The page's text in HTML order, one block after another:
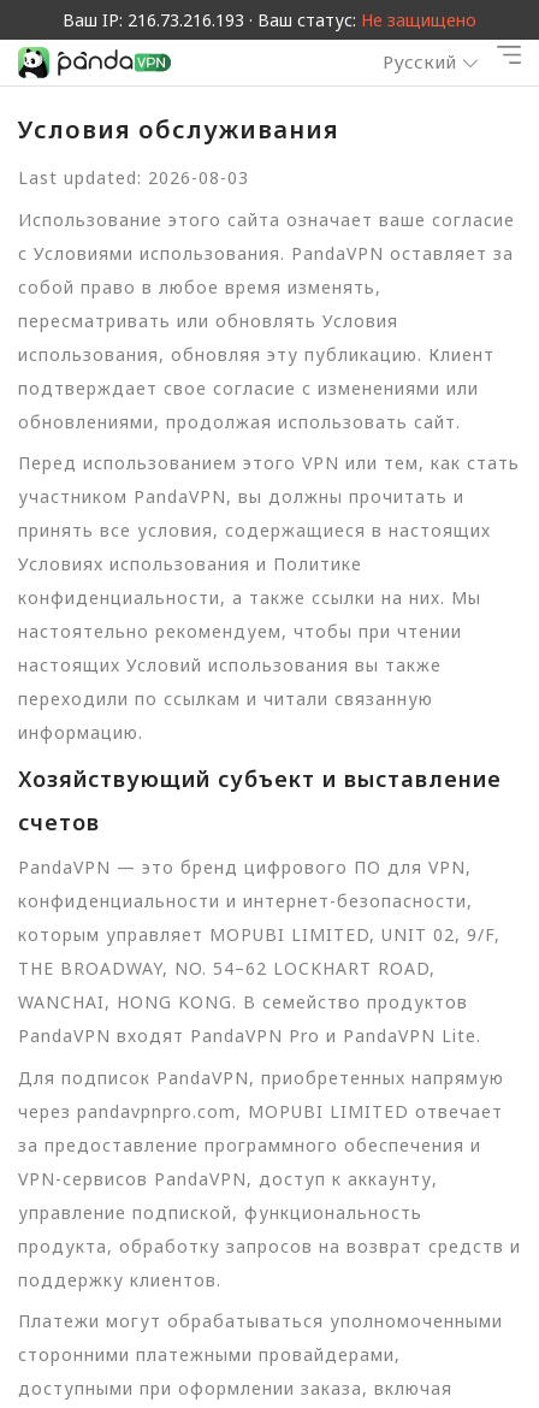
Ваш IP: 216.73.216.193 · Ваш статус: Не защищено
Русский
Условия обслуживания
Last updated: 2026-08-03
Использование этого сайта означает ваше согласие
с Условиями использования. PandaVPN оставляет за
собой право в любое время изменять,
пересматривать или обновлять Условия
использования, обновляя эту публикацию. Клиент
подтверждает свое согласие с изменениями или
обновлениями, продолжая использовать сайт.
Перед использованием этого VPN или тем, как стать
участником PandaVPN, вы должны прочитать и
принять все условия, содержащиеся в настоящих
Условиях использования и Политике
конфиденциальности, а также ссылки на них. Мы
настоятельно рекомендуем, чтобы при чтении
настоящих Условий использования вы также
переходили по ссылкам и читали связанную
информацию.
Хозяйствующий субъект и выставление
счетов
PandaVPN — это бренд цифрового ПО для VPN,
конфиденциальности и интернет-безопасности,
которым управляет MOPUBI LIMITED, UNIT 02, 9/F,
THE BROADWAY, NO. 54–62 LOCKHART ROAD,
WANCHAI, HONG KONG. В семейство продуктов
PandaVPN входят PandaVPN Pro и PandaVPN Lite.
Для подписок PandaVPN, приобретенных напрямую
через pandavpnpro.com, MOPUBI LIMITED отвечает
за предоставление программного обеспечения и
VPN-сервисов PandaVPN, доступ к аккаунту,
управление подпиской, функциональность
продукта, обработку запросов на возврат средств и
поддержку клиентов.
Платежи могут обрабатываться уполномоченными
сторонними платежными провайдерами,
доступными при оформлении заказа, включая